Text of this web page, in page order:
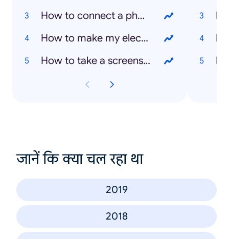
How to connect a phone to TV
How to make my electric plate cooker work
How to take a screenshot on a laptop
जानें कि क्या चल रहा था
2019
2018